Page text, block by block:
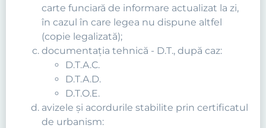
carte funciară de informare actualizat la zi,
în cazul în care legea nu dispune altfel
(copie legalizată);
documentaţia tehnică - D.T., după caz:
D.T.A.C.
D.T.A.D.
D.T.O.E.
avizele şi acordurile stabilite prin certificatul
de urbanism: